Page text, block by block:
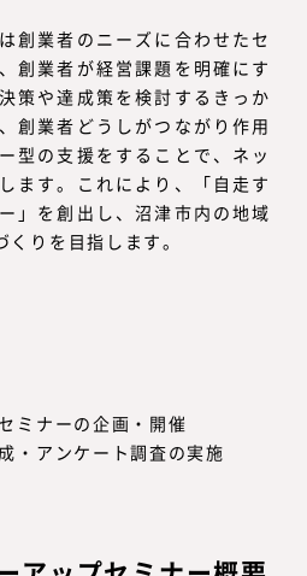
創業者のニーズに合わせたセ
創業者が経営課題を明確にす
策や達成策を検討するきっか
創業者どうしがつながり作用
型の支援をすることで、ネッ
ます。これにより、「自走す
」を創出し、沼津市内の地域
りを目指します。
ミナーの企画・開催
・アンケート調査の実施